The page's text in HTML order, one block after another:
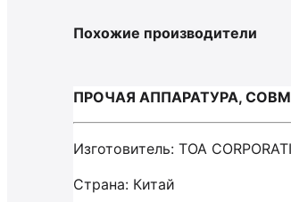
Похожие производители
ПРОЧАЯ АППАРАТУРА,
Изготовитель: TOA CORPORATI
Страна: Китай